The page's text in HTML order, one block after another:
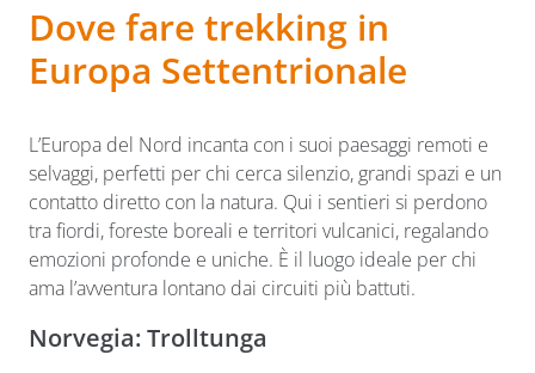
Dove fare trekking in
Europa Settentrionale
L’Europa del Nord incanta con i suoi paesaggi remoti e
selvaggi, perfetti per chi cerca silenzio, grandi spazi e un
contatto diretto con la natura. Qui i sentieri si perdono
tra fiordi, foreste boreali e territori vulcanici, regalando
emozioni profonde e uniche. È il luogo ideale per chi
ama l’avventura lontano dai circuiti più battuti.
Norvegia: Trolltunga